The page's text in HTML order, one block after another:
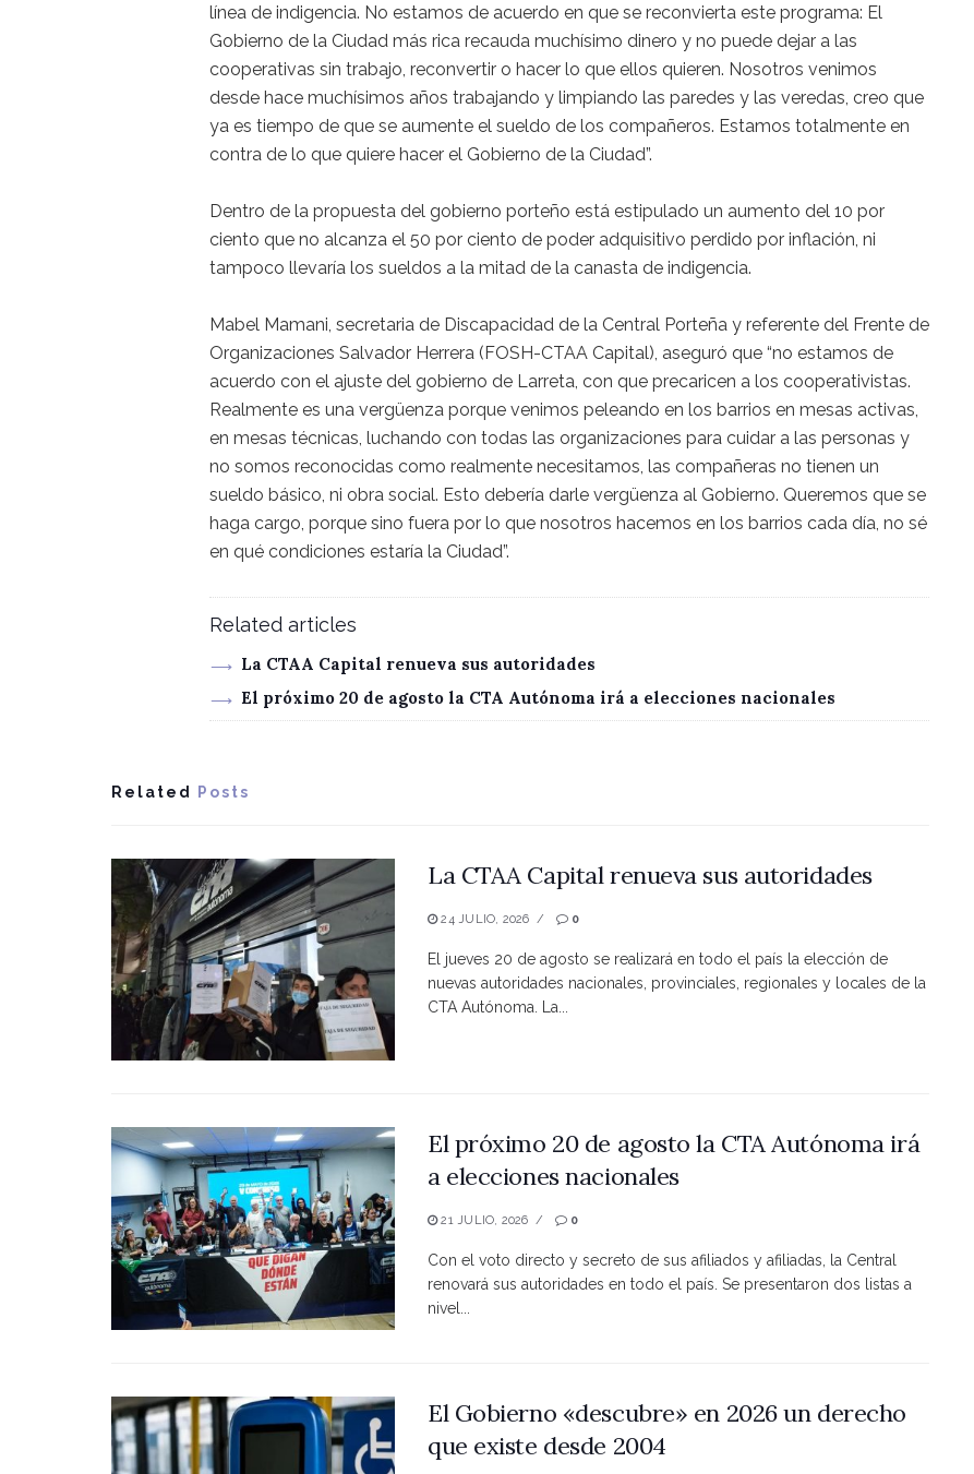
línea de indigencia. No estamos de acuerdo en que se reconvierta este programa: El
Gobierno de la Ciudad más rica recauda muchísimo dinero y no puede dejar a las
cooperativas sin trabajo, reconvertir o hacer lo que ellos quieren. Nosotros venimos
desde hace muchísimos años trabajando y limpiando las paredes y las veredas, creo que
ya es tiempo de que se aumente el sueldo de los compañeros. Estamos totalmente en
contra de lo que quiere hacer el Gobierno de la Ciudad”.
Dentro de la propuesta del gobierno porteño está estipulado un aumento del 10 por
ciento que no alcanza el 50 por ciento de poder adquisitivo perdido por inflación, ni
tampoco llevaría los sueldos a la mitad de la canasta de indigencia.
Mabel Mamani, secretaria de Discapacidad de la Central Porteña y referente del Frente de
Organizaciones Salvador Herrera (FOSH-CTAA Capital), aseguró que “no estamos de
acuerdo con el ajuste del gobierno de Larreta, con que precaricen a los cooperativistas.
Realmente es una vergüenza porque venimos peleando en los barrios en mesas activas,
en mesas técnicas, luchando con todas las organizaciones para cuidar a las personas y
no somos reconocidas como realmente necesitamos, las compañeras no tienen un
sueldo básico, ni obra social. Esto debería darle vergüenza al Gobierno. Queremos que se
haga cargo, porque sino fuera por lo que nosotros hacemos en los barrios cada día, no sé
en qué condiciones estaría la Ciudad”.
Related articles
La CTAA Capital renueva sus autoridades
El próximo 20 de agosto la CTA Autónoma irá a elecciones nacionales
Related Posts
La CTAA Capital renueva sus autoridades
24 JULIO, 2026 0
El jueves 20 de agosto se realizará en todo el país la elección de
nuevas autoridades nacionales, provinciales, regionales y locales de la
CTA Autónoma. La...
El próximo 20 de agosto la CTA Autónoma irá
a elecciones nacionales
21 JULIO, 2026 0
Con el voto directo y secreto de sus afiliados y afiliadas, la Central
renovará sus autoridades en todo el país. Se presentaron dos listas a
nivel...
El Gobierno «descubre» en 2026 un derecho
que existe desde 2004